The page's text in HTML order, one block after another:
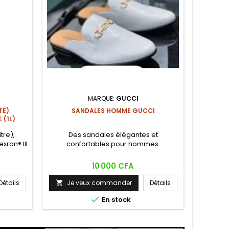
(1L)
III
MARQUE: GUCCI
SANDALES HOMME GUCCI
Des sandales élégantes et
confortables pour hommes.
Prix
10 000 CFA
 Je veux commander Détails
 En stock